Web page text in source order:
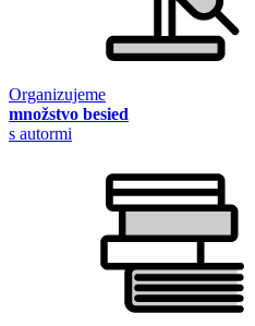
Organizujeme
množstvo besied
s autormi